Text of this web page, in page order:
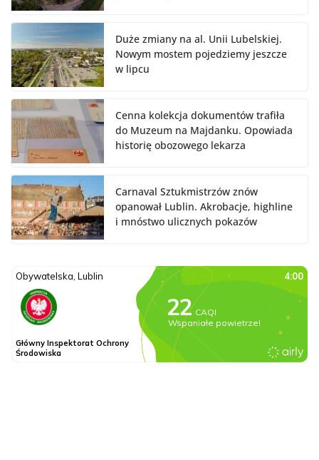
Duże zmiany na al. Unii Lubelskiej.
Nowym mostem pojedziemy jeszcze
w lipcu
Cenna kolekcja dokumentów trafiła
do Muzeum na Majdanku. Opowiada
historię obozowego lekarza
Carnaval Sztukmistrzów znów
opanował Lublin. Akrobacje, highline
i mnóstwo ulicznych pokazów